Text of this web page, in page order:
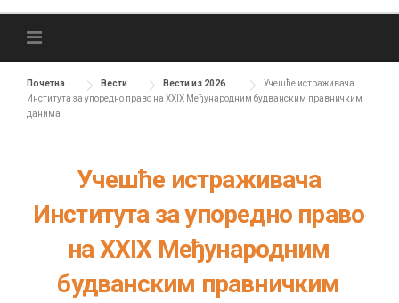
h
f
o
Почетна Вести Вести из 2026.
Учешће истраживача
Института за упоредно право на XXIX Међународним будванским правничким
данима
Учешће истраживача
Института за упоредно право
на XXIX Међународним
будванским правничким